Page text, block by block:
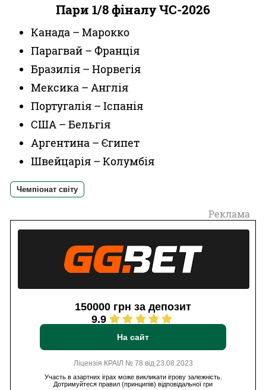
Пари 1/8 фіналу ЧС-2026
Канада – Марокко
Парагвай – Франція
Бразилія – Норвегія
Мексика – Англія
Португалія – Іспанія
США – Бельгія
Аргентина – Єгипет
Швейцарія – Колумбія
Чемпіонат світу
Реклама
150000 грн за депозит
9.9
На сайт
Ліцензія КРАІЛ № 78 від 23.08.2023
Участь в азартних іграх може викликати ігрову залежність.
Дотримуйтеся правил (принципів) відповідальної гри